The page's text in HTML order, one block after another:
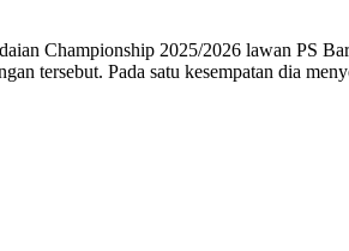
Championship 2025/2026 lawan PS
tersebut. Pada satu kesempatan dia